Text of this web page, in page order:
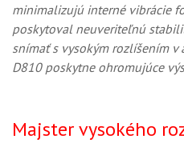
minimalizujú interné vibrácie
poskytoval neuveriteľnú
snímať s vysokým rozlíšením
D810 poskytne ohromujúce
Majster vysokého